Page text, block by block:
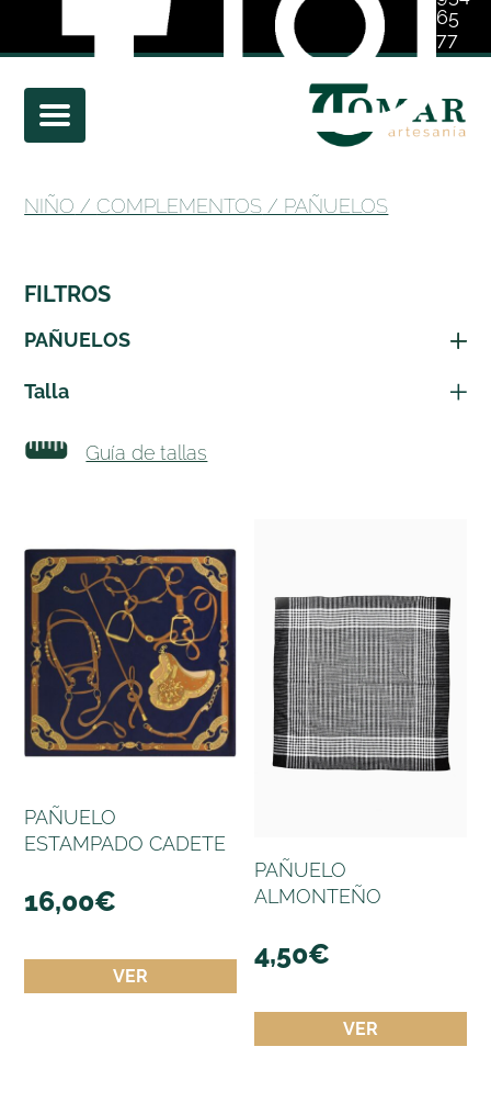
65
77
01
NIÑO /COMPLEMENTOS / PAÑUELOS
FILTROS
PAÑUELOS
Talla
Guía de tallas
PAÑUELO
ESTAMPADO CADETE
16,00€
VER
PAÑUELO
ALMONTEÑO
4,50€
VER